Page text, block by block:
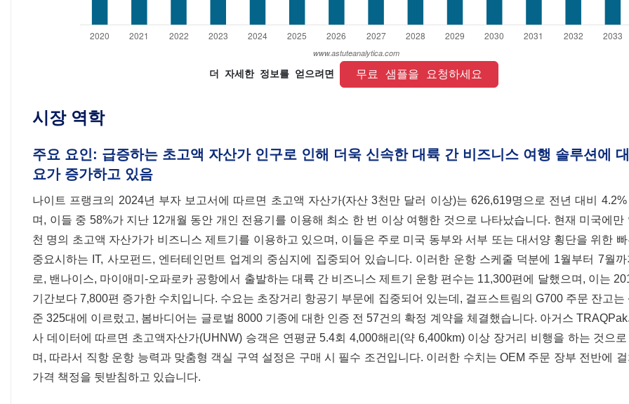
더 자세한 정보를 얻으려면 무료 샘플을 요청하세요
시장 역학
주요 요인: 급증하는 초고액 자산가 인구로 인해 더욱 신속한 대륙 간 비즈니스 여행 솔루션에
요가 증가하고 있음
나이트 프랭크의 2024년 부자 보고서에 따르면 초고액 자산가(자산 3천만 달러 이상)는 626,619명으로 전년 대비
며, 이들 중 58%가 지난 12개월 동안 개인 전용기를 이용해 최소 한 번 이상 여행한 것으로 나타났습니다. 현재 미국에만
천 명의 초고액 자산가가 비즈니스 제트기를 이용하고 있으며, 이들은 주로 미국 동부와 서부 또는 대서양 횡단을 위한
중요시하는 IT, 사모펀드, 엔터테인먼트 업계의 중심지에 집중되어 있습니다. 이러한 운항 스케줄 덕분에 1월부터 7월
로, 밴나이스, 마이애미-오파로카 공항에서 출발하는 대륙 간 비즈니스 제트기 운항 편수는 11,300편에 달했으며, 이는
기간보다 7,800편 증가한 수치입니다. 수요는 초장거리 항공기 부문에 집중되어 있는데, 걸프스트림의 G700 주문 잔고는
준 325대에 이르렀고, 봄바디어는 글로벌 8000 기종에 대한 인증 전 57건의 확정 계약을 체결했습니다. 아거스
사 데이터에 따르면 초고액자산가(UHNW) 승객은 연평균 5.4회 4,000해리(약 6,400km) 이상 장거리 비행을 하는 것으
며, 따라서 직항 운항 능력과 맞춤형 객실 구역 설정은 구매 시 필수 조건입니다. 이러한 수치는 OEM 주문 장부 전반에
가격 책정을 뒷받침하고 있습니다.